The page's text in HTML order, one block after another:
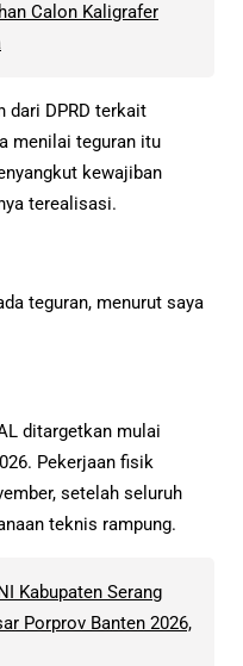
Calon Kaligrafer
dari DPRD terkait
menilai teguran itu
kewajiban
terealisasi.
teguran, menurut saya
ditargetkan mulai
Pekerjaan fisik
setelah seluruh
teknis rampung.
Kabupaten Serang
Porprov Banten 2026,